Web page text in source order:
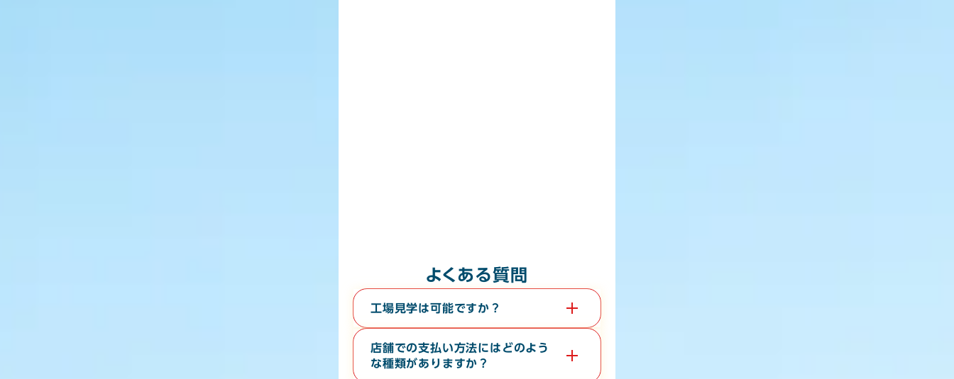
よくある質問
工場見学は可能ですか？
はい。教育旅行や経済団体等、団体様の工場見学も承っ
ております。無料で３０分から６０分程度の時間で承っ
ております。希望日の１０日前までに電話またはお問い
合わせフォームよりご連絡ください。
店舗での支払い方法にはどのよう
な種類がありますか？